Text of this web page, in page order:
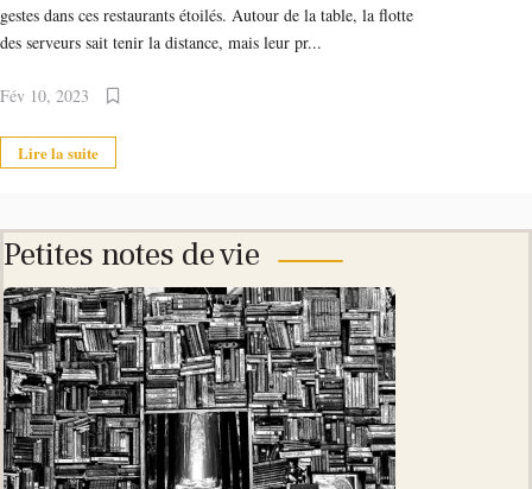
gestes dans ces restaurants étoilés. Autour de la table, la flotte
des serveurs sait tenir la distance, mais leur pr...
Fév 10, 2023
Lire la suite
Petites notes de vie